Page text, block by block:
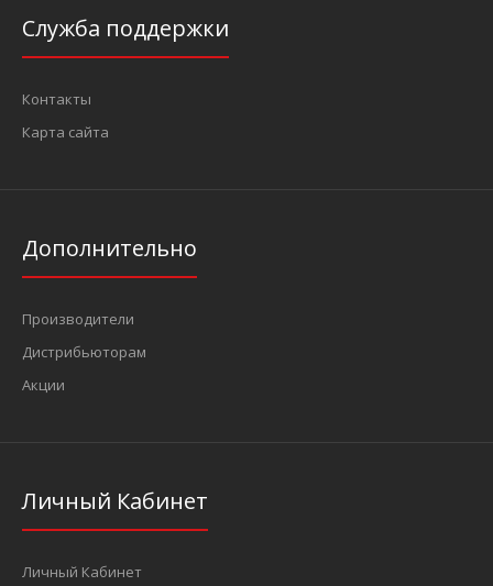
Служба поддержки
Контакты
Карта сайта
Дополнительно
Производители
Дистрибьюторам
Акции
Личный Кабинет
Личный Кабинет